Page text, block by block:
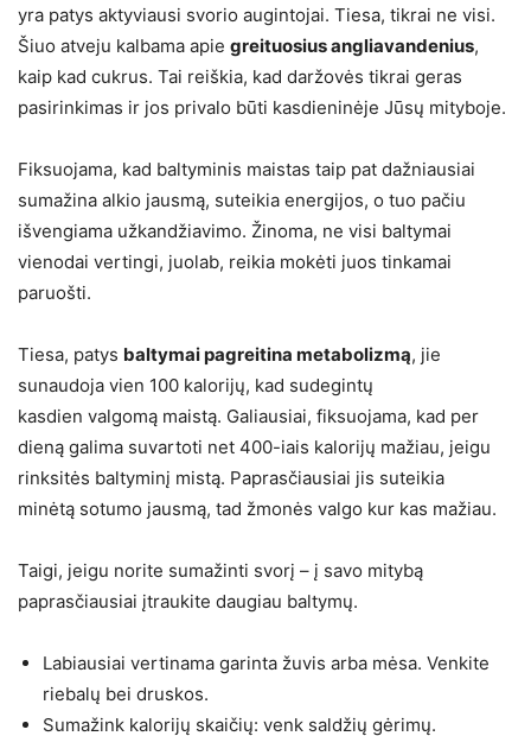
yra patys aktyviausi svorio augintojai. Tiesa, tikrai ne visi.
Šiuo atveju kalbama apie greituosius angliavandenius,
kaip kad cukrus. Tai reiškia, kad daržovės tikrai geras
pasirinkimas ir jos privalo būti kasdieninėje Jūsų mityboje.
Fiksuojama, kad baltyminis maistas taip pat dažniausiai
sumažina alkio jausmą, suteikia energijos, o tuo pačiu
išvengiama užkandžiavimo. Žinoma, ne visi baltymai
vienodai vertingi, juolab, reikia mokėti juos tinkamai
paruošti.
Tiesa, patys baltymai pagreitina metabolizmą, jie
sunaudoja vien 100 kalorijų, kad sudegintų
kasdien valgomą maistą. Galiausiai, fiksuojama, kad per
dieną galima suvartoti net 400-iais kalorijų mažiau, jeigu
rinksitės baltyminį mistą. Paprasčiausiai jis suteikia
minėtą sotumo jausmą, tad žmonės valgo kur kas mažiau.
Taigi, jeigu norite sumažinti svorį – į savo mitybą
paprasčiausiai įtraukite daugiau baltymų.
Labiausiai vertinama garinta žuvis arba mėsa. Venkite
riebalų bei druskos.
Sumažink kalorijų skaičių: venk saldžių gėrimų.